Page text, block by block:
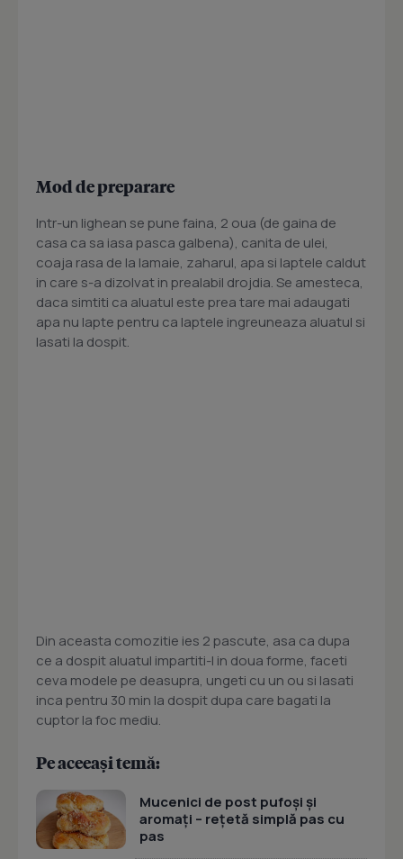
Mod de preparare
Intr-un lighean se pune faina, 2 oua (de gaina de
casa ca sa iasa pasca galbena), canita de ulei,
coaja rasa de la lamaie, zaharul, apa si laptele caldut
in care s-a dizolvat in prealabil drojdia. Se amesteca,
daca simtiti ca aluatul este prea tare mai adaugati
apa nu lapte pentru ca laptele ingreuneaza aluatul si
lasati la dospit.
Din aceasta comozitie ies 2 pascute, asa ca dupa
ce a dospit aluatul impartiti-l in doua forme, faceti
ceva modele pe deasupra, ungeti cu un ou si lasati
inca pentru 30 min la dospit dupa care bagati la
cuptor la foc mediu.
Pe aceeași temă:
Mucenici de post pufoși și
aromați – rețetă simplă pas cu
pas